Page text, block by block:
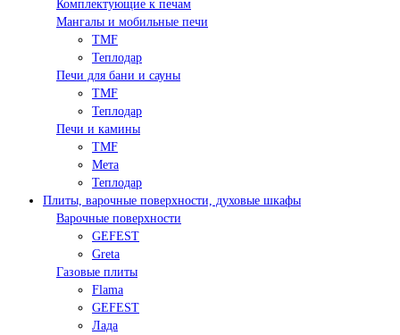
Комплектующие к печам
Мангалы и мобильные печи
TMF
Теплодар
Печи для бани и сауны
TMF
Теплодар
Печи и камины
TMF
Мета
Теплодар
Плиты, варочные поверхности, духовые шкафы
Варочные поверхности
GEFEST
Greta
Газовые плиты
Flama
GEFEST
Лада